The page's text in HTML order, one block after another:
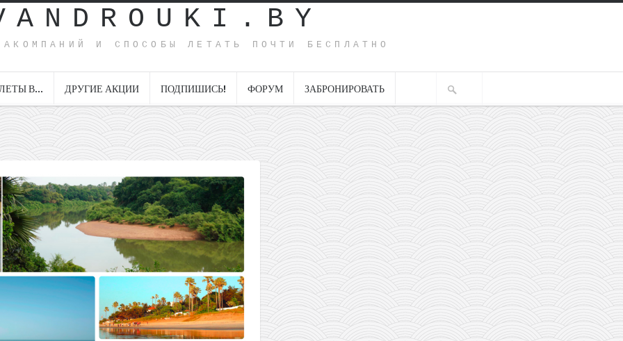
И СПОСОБЫ ЛЕТАТЬ ПОЧТИ БЕСПЛАТНО
В… ДРУГИЕ АКЦИИ ПОДПИШИСЬ! ФОРУМ ЗАБРОНИРОВАТЬ